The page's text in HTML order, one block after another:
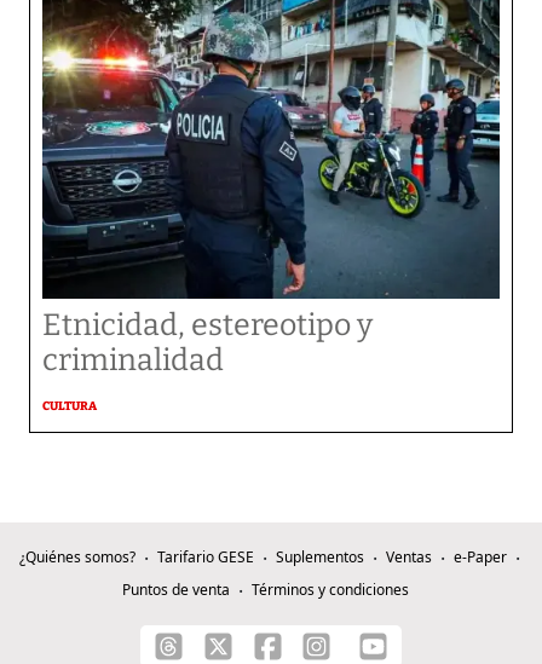
Etnicidad, estereotipo y
criminalidad
CULTURA
¿Quiénes somos? Tarifario GESE Suplementos Ventas
e-Paper
Puntos de venta
Términos y condiciones